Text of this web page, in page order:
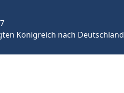
Königreich nach Deutschland